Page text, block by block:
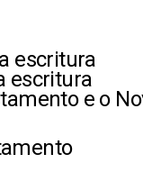
escritura
escritura
e o